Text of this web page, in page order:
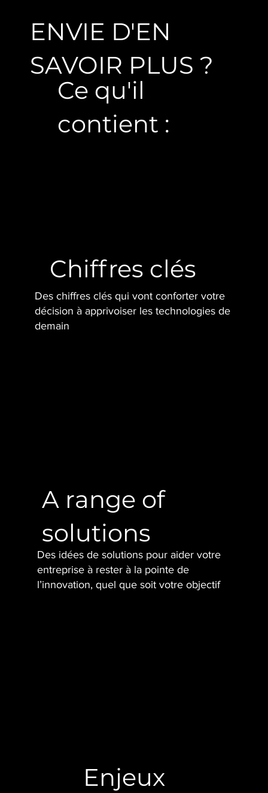
ENVIE D'EN
SAVOIR PLUS ?
Ce qu'il
contient :
Chiffres clés
Des chiffres clés qui vont conforter votre
décision à apprivoiser les technologies de
demain
Des idées de solutions pour aider votre
entreprise à rester à la pointe de
l’innovation, quel que soit votre objectif
A range of
solutions
Enjeux